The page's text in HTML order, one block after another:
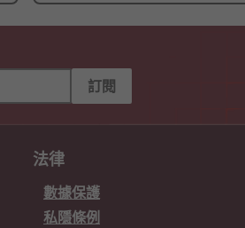
訂閱
法律
數據保護
私隱條例